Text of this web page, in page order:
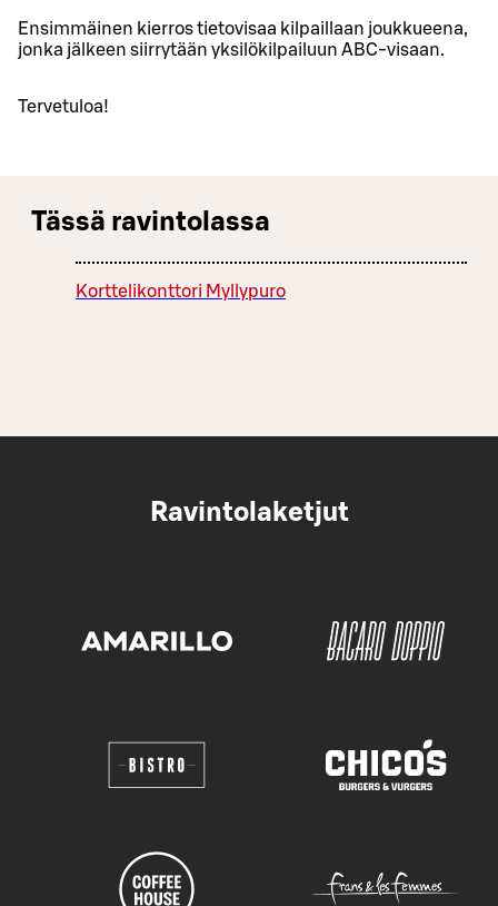
Ensimmäinen kierros tietovisaa kilpaillaan joukkueena,
jonka jälkeen siirrytään yksilökilpailuun ABC-visaan.
Tervetuloa!
Tässä ravintolassa
Korttelikonttori Myllypuro
Ravintolaketjut